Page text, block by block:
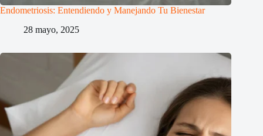
Endometriosis: Entendiendo y Manejando Tu Bienestar
28 mayo, 2025